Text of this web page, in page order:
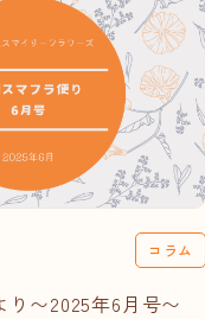
コラム
り〜2025年6月号〜